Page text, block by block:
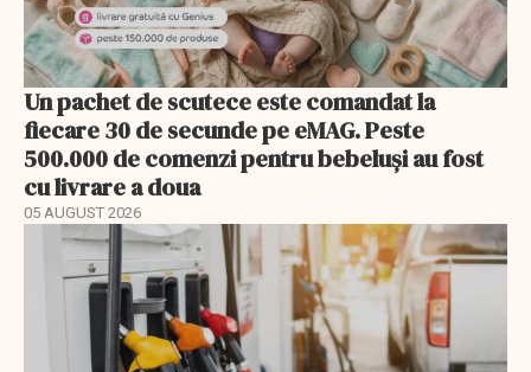
Un pachet de scutece este comandat la
fiecare 30 de secunde pe eMAG. Peste
500.000 de comenzi pentru bebeluși au fost
cu livrare a doua
05 AUGUST 2026